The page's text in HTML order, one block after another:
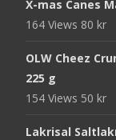
X-mas Canes
164 Views 80 kr
OLW Cheez
225 g
154 Views 50 kr
Lakrisal